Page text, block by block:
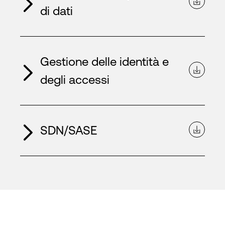
di dati
Gestione delle identità e
degli accessi
SDN/SASE